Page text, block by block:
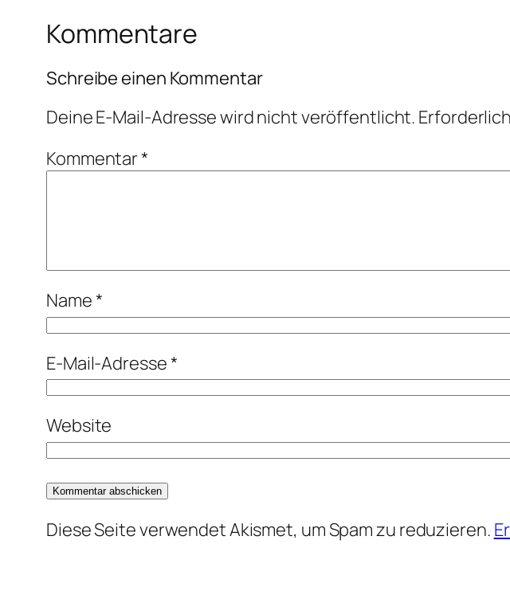
Kommentare
Schreibe einen Kommentar
Deine E-Mail-Adresse wird nicht veröffentlicht.
Kommentar*
Name*
E-Mail-Adresse*
Website
Diese Seite verwendet Akismet, um Spam zu reduzieren.